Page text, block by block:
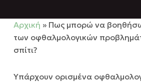
Αρχική » Πως μπορώ να
των οφθαλμολογικών
σπίτι?
Υπάρχουν ορισμένα